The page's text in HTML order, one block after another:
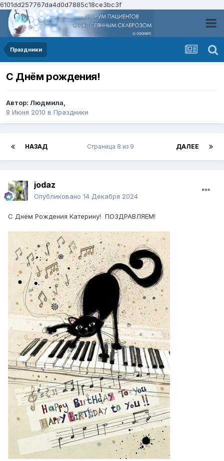
6101dd257767da4d0d7885c18ce3bc3f
Праздники
С Днём рождения!
Автор: Людмила,
8 Июня 2010 в Праздники
НАЗАД ДАЛЕЕ
Страница 8 из 9
jodaz
Опубликовано 14 Декабря 2024
С Днём Рождения Катерину! ПОЗДРАВЛЯЕМ!